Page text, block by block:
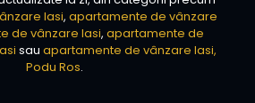
Iasi, apartamente de vânzare
de vânzare Iasi, apartamente de
sau apartamente de vânzare Iasi,
Podu Ros.